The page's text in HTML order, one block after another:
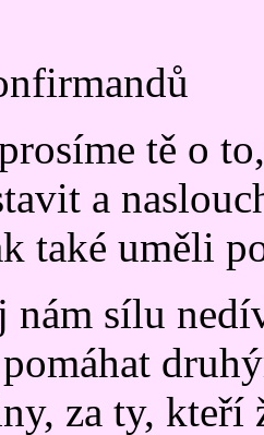
tě o
a
také uměli
nám sílu
za ty, kteří